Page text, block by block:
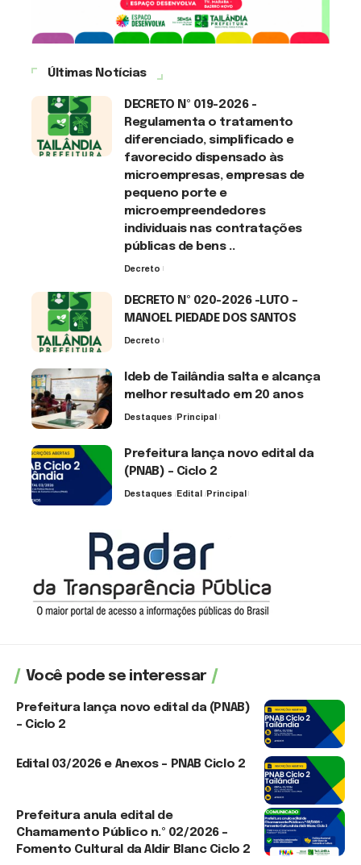
Últimas Notícias
DECRETO Nº 019-2026 -
Regulamenta o tratamento
diferenciado, simplificado e
favorecido dispensado às
microempresas, empresas de
pequeno porte e
microempreendedores
individuais nas contratações
públicas de bens ..
Decreto
DECRETO Nº 020-2026 -LUTO –
MANOEL PIEDADE DOS SANTOS
Decreto
Ideb de Tailândia salta e alcança
melhor resultado em 20 anos
Destaques Principal
Prefeitura lança novo edital da
(PNAB) – Ciclo 2
Destaques Edital Principal
Você pode se interessar
Prefeitura lança novo edital da (PNAB)
– Ciclo 2
Edital 03/2026 e Anexos – PNAB Ciclo 2
Prefeitura anula edital de
Chamamento Público n.º 02/2026 –
Fomento Cultural da Aldir Blanc Ciclo 2